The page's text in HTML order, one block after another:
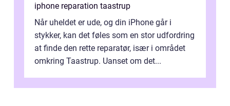
iphone reparation taastrup
Når uheldet er ude, og din iPhone går i
stykker, kan det føles som en stor udfordring
at finde den rette reparatør, især i området
omkring Taastrup. Uanset om det...